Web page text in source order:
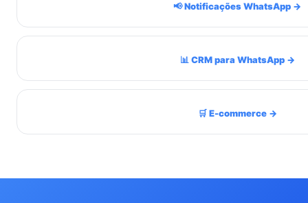
📢 Notificações WhatsApp →
📊 CRM para WhatsApp →
🛒 E-commerce →